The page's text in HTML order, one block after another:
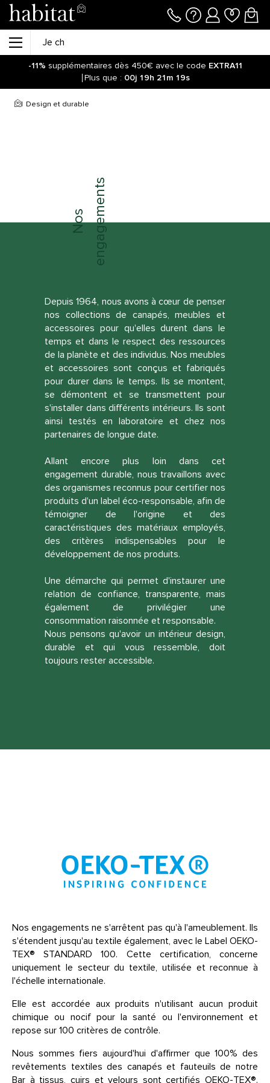
-11% supplémentaires dès 450€ avec le code EXTRA11
Plus que : 00j 19h 21m 19s
Design et durable
Nosengagements
Depuis 1964, nous avons à cœur de penser
nos collections de canapés, meubles et
accessoires pour qu'elles durent dans le
temps et dans le respect des ressources
de la planète et des individus. Nos meubles
et accessoires sont conçus et fabriqués
pour durer dans le temps. Ils se montent,
se démontent et se transmettent pour
s'installer dans différents intérieurs. Ils sont
ainsi testés en laboratoire et chez nos
partenaires de longue date.
Allant encore plus loin dans cet
engagement durable, nous travaillons avec
des organismes reconnus pour certifier nos
produits d'un label éco-responsable, afin de
témoigner de l'origine et des
caractéristiques des matériaux employés,
des critères indispensables pour le
développement de nos produits.
Une démarche qui permet d'instaurer une
relation de confiance, transparente, mais
également de privilégier une
consommation raisonnée et responsable.
Nous pensons qu'avoir un intérieur design,
durable et qui vous ressemble, doit
toujours rester accessible.
Nos engagements ne s'arrêtent pas qu'à l'ameublement. Ils
s'étendent jusqu'au textile également, avec le Label OEKO-
TEX® STANDARD 100. Cette certification, concerne
uniquement le secteur du textile, utilisée et reconnue à
l'échelle internationale.
Elle est accordée aux produits n'utilisant aucun produit
chimique ou nocif pour la santé ou l'environnement et
repose sur 100 critères de contrôle.
Nous sommes fiers aujourd'hui d'affirmer que 100% des
revêtements textiles des canapés et fauteuils de notre
Bar à tissus, cuirs et velours sont certifiés OEKO-TEX®.